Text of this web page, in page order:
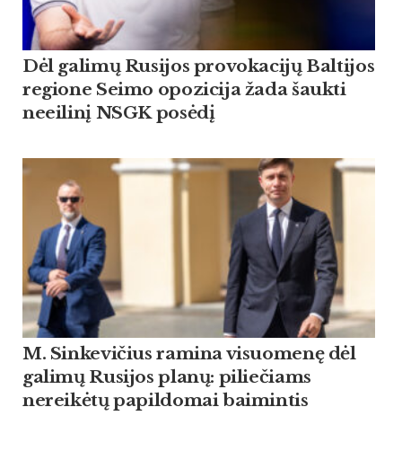
Dėl galimų Rusijos provokacijų Baltijos
regione Seimo opozicija žada šaukti
neeilinį NSGK posėdį
M. Sinkevičius ramina visuomenę dėl
galimų Rusijos planų: piliečiams
nereikėtų papildomai baimintis